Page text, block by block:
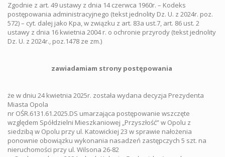
Zgodnie z art. 49 ustawy z dnia 14 czerwca 1960r. – Kodeks
postępowania administracyjnego (tekst jednolity Dz. U. z 2024r. poz.
572) – cyt. dalej jako Kpa, w związku z art. 83a ust.7, art. 86 ust. 2
ustawy z dnia 16 kwietnia 2004 r. o ochronie przyrody (tekst jednolity
Dz. U. z 2024r., poz.1478 ze zm.)
zawiadamiam strony postępowania
że w dniu 24 kwietnia 2025r. została wydana decyzja Prezydenta
Miasta Opola
nr OŚR.6131.61.2025.DS umarzająca postępowanie wszczęte
względem Spółdzielni Mieszkaniowej „Przyszłość” w Opolu z
siedzibą w Opolu przy ul. Katowickiej 23 w sprawie nałożenia
ponownie obowiązku wykonania nasadzeń zastępczych 5 szt. na
nieruchomości przy ul. Wilsona 26-82